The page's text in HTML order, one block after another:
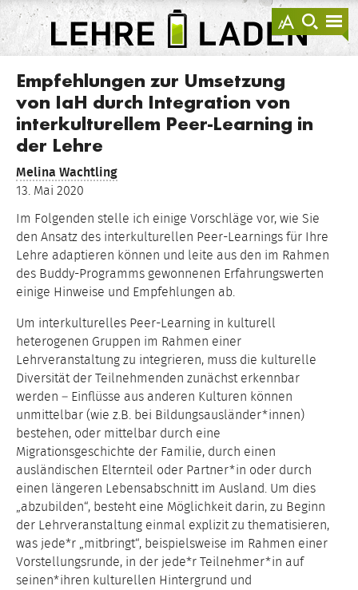
anzeigen
zur
Suche
LEHRE
LADEN
Empfehlungen zur Umsetzung
von IaH durch Integration von
interkulturellem Peer-Learning in
der Lehre
Melina Wachtling
13. Mai 2020
Im Folgenden stelle ich einige Vorschläge vor, wie Sie
den Ansatz des interkulturellen Peer-Learnings für Ihre
Lehre adaptieren können und leite aus den im Rahmen
des Buddy-Programms gewonnenen Erfahrungswerten
einige Hinweise und Empfehlungen ab.
Um interkulturelles Peer-Learning in kulturell
heterogenen Gruppen im Rahmen einer
Lehrveranstaltung zu integrieren, muss die kulturelle
Diversität der Teilnehmenden zunächst erkennbar
werden – Einflüsse aus anderen Kulturen können
unmittelbar (wie z.B. bei Bildungsausländer*innen)
bestehen, oder mittelbar durch eine
Migrationsgeschichte der Familie, durch einen
ausländischen Elternteil oder Partner*in oder durch
einen längeren Lebensabschnitt im Ausland. Um dies
„abzubilden“, besteht eine Möglichkeit darin, zu Beginn
der Lehrveranstaltung einmal explizit zu thematisieren,
was jede*r „mitbringt“, beispielsweise im Rahmen einer
Vorstellungsrunde, in der jede*r Teilnehmer*in auf
seinen*ihren kulturellen Hintergrund und